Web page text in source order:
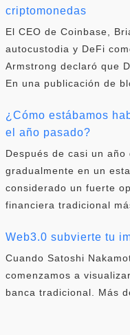
criptomonedas
El CEO de Coinbase,
autocustodia y DeFi
Armstrong declaró que
En una publicación de
¿Cómo estábamos
el año pasado?
Después de casi un
gradualmente en un
considerado un fuerte
financiera tradicional
Web3.0 subvierte tu
Cuando Satoshi
comenzamos a
banca tradicional. Más